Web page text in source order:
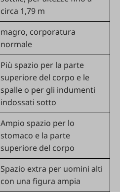
circa 1,79 m
magro, corporatura
normale
Più spazio per la parte
superiore del corpo e le
spalle o per gli indumenti
indossati sotto
Ampio spazio per lo
stomaco e la parte
superiore del corpo
Spazio extra per uomini alti
con una figura ampia